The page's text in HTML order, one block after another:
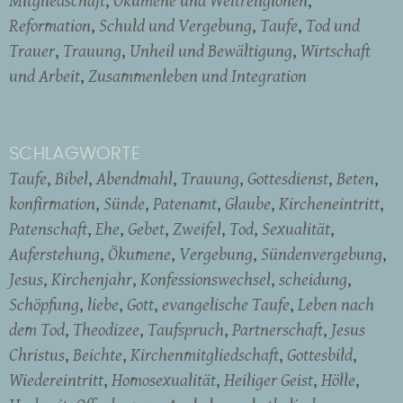
Reformation Schuld und Vergebung Taufe Tod und
Trauer Trauung Unheil und Bewältigung Wirtschaft
und Arbeit Zusammenleben und Integration
SCHLAGWORTE
Taufe Bibel Abendmahl Trauung Gottesdienst Beten
konfirmation Sünde Patenamt Glaube Kircheneintritt
Patenschaft Ehe Gebet Zweifel Tod Sexualität
Auferstehung Ökumene Vergebung Sündenvergebung
Jesus Kirchenjahr Konfessionswechsel scheidung
Schöpfung liebe Gott evangelische Taufe Leben nach
dem Tod Theodizee Taufspruch Partnerschaft Jesus
Christus Beichte Kirchenmitgliedschaft Gottesbild
Wiedereintritt Homosexualität Heiliger Geist Hölle